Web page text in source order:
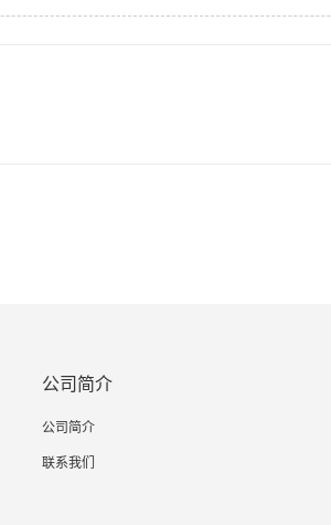
公司简介
公司简介
联系我们